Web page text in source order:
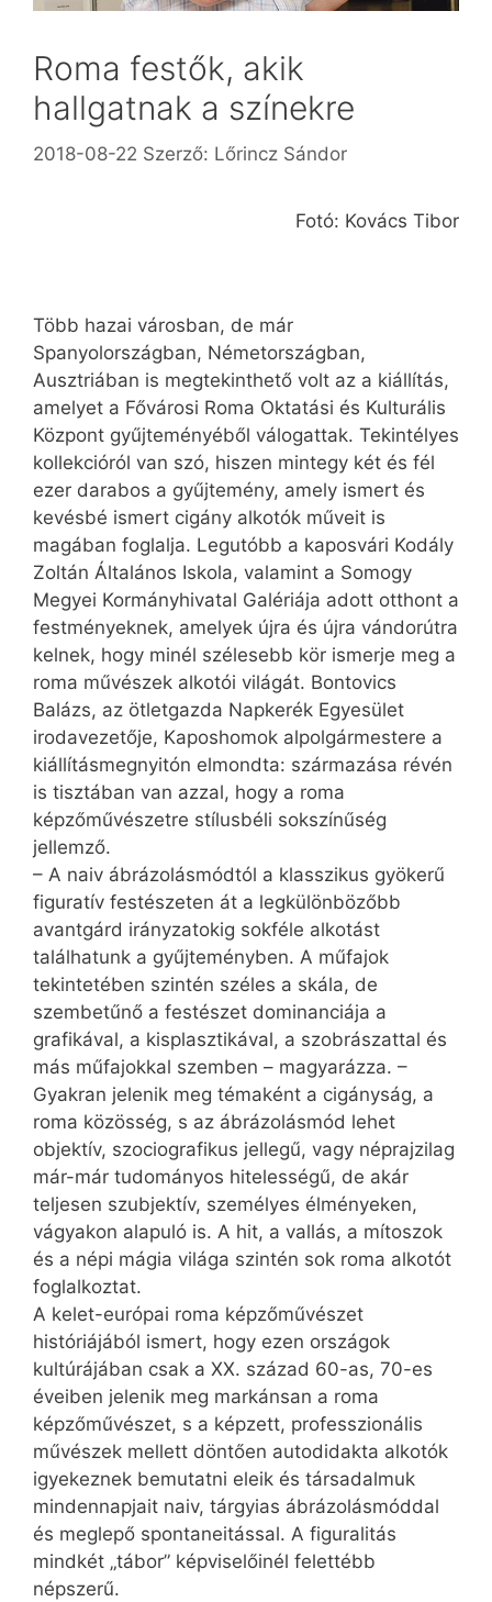
Roma festők, akik
hallgatnak a színekre
2018-08-22 Szerző: Lőrincz Sándor
Fotó: Kovács Tibor
Több hazai városban, de már
Spanyolországban, Németországban,
Ausztriában is megtekinthető volt az a kiállítás,
amelyet a Fővárosi Roma Oktatási és Kulturális
Központ gyűjteményéből válogattak. Tekintélyes
kollekcióról van szó, hiszen mintegy két és fél
ezer darabos a gyűjtemény, amely ismert és
kevésbé ismert cigány alkotók műveit is
magában foglalja. Leg­utóbb a kaposvári Kodály
Zoltán Általános Iskola, valamint a Somogy
Megyei Kormányhivatal Galériája adott otthont a
festményeknek, amelyek újra és újra vándorútra
kelnek, hogy minél szélesebb kör ismerje meg a
roma művészek alkotói világát. Bontovics
Balázs, az ötletgazda Napkerék Egyesület
irodavezetője, Kaposhomok alpolgármestere a
kiállításmegnyitón elmondta: származása révén
is tisztában van azzal, hogy a roma
képzőművészetre stílusbéli sokszínűség
jellemző.
– A naiv ábrázolásmódtól a klasszikus gyökerű
figuratív festészeten át a legkülönbözőbb
avantgárd irányzatokig sokféle alkotást
találhatunk a gyűjteményben. A műfajok
tekintetében szintén széles a skála, de
szembetűnő a festészet dominanciája a
grafikával, a kisplasztikával, a szobrászattal és
más műfajokkal szemben – magyarázza. –
Gyakran jelenik meg témaként a cigányság, a
roma közösség, s az ábrázolásmód lehet
objektív, szociografikus jellegű, vagy néprajzilag
már-már tudományos hitelességű, de akár
teljesen szubjektív, személyes élményeken,
vágyakon alapuló is. A hit, a vallás, a mítoszok
és a népi mágia világa szintén sok roma alkotót
foglalkoztat.
A kelet-európai roma képzőművészet
históriájából ismert, hogy ezen országok
kultúrájában csak a XX. század 60-as, 70-es
éveiben jelenik meg markánsan a roma
képzőművészet, s a képzett, professzionális
művészek mellett döntően autodidakta alkotók
igyekeznek bemutatni eleik és társadalmuk
mindennapjait naiv, tárgyias ábrázolásmóddal
és meglepő spontaneitással. A figuralitás
mindkét „tábor” képviselőinél felettébb
népszerű.